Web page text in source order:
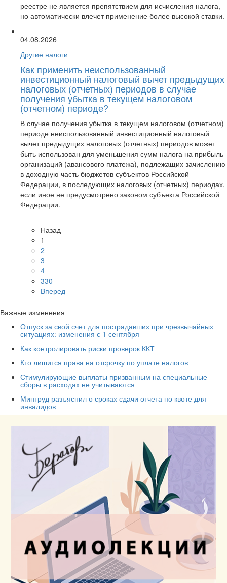
реестре не является препятствием для исчисления налога,
но автоматически влечет применение более высокой ставки.
04.08.2026
Другие налоги
Как применить неиспользованный
инвестиционный налоговый вычет предыдущих
налоговых (отчетных) периодов в случае
получения убытка в текущем налоговом
(отчетном) периоде?
В случае получения убытка в текущем налоговом (отчетном)
периоде неиспользованный инвестиционный налоговый
вычет предыдущих налоговых (отчетных) периодов может
быть использован для уменьшения сумм налога на прибыль
организаций (авансового платежа), подлежащих зачислению
в доходную часть бюджетов субъектов Российской
Федерации, в последующих налоговых (отчетных) периодах,
если иное не предусмотрено законом субъекта Российской
Федерации.
Назад
1
2
3
4
330
Вперед
Важные изменения
Отпуск за свой счет для пострадавших при чрезвычайных
ситуациях: изменения с 1 сентября
Как контролировать риски проверок ККТ
Кто лишится права на отсрочку по уплате налогов
Стимулирующие выплаты призванным на специальные
сборы в расходах не учитываются
Минтруд разъяснил о сроках сдачи отчета по квоте для
инвалидов